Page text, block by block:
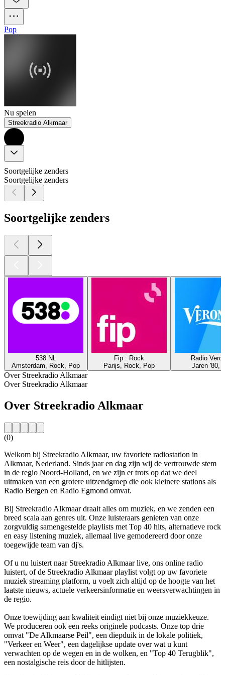
Pop
Nu spelen
Streekradio Alkmaar
Soortgelijke zenders
Soortgelijke zenders
Soortgelijke zenders
538 NL
Amsterdam, Rock, Pop
Fip : Rock
Parijs, Rock, Pop
Radio
Jaren '80,
Over Streekradio Alkmaar
Over Streekradio Alkmaar
Over Streekradio Alkmaar
(0)
Welkom bij Streekradio Alkmaar, uw favoriete radiostation in
Alkmaar, Nederland. Sinds jaar en dag zijn wij de vertrouwde stem
in de regio Noord-Holland, en we zijn er trots op dat we deel
uitmaken van een grotere uitzendgroep die ook kleinere stations als
Radio Bergen en Radio Egmond omvat.
Bij Streekradio Alkmaar draait alles om muziek, en we zenden een
breed scala aan genres uit. Onze luisteraars genieten van onze
zorgvuldig samengestelde playlists met Top 40 hits, alternatieve rock
en easy listening muziek, allemaal live gemodereerd door onze
toegewijde team van dj's.
Of u nu luistert naar Streekradio Alkmaar live, ons online radio
luistert, of de Streekradio Alkmaar playlist volgt op uw favoriete
muziek streaming platform, u voelt zich altijd op de hoogte van het
laatste nieuws, actuele verkeersinformatie en weersverwachtingen in
de regio.
Onze toewijding aan kwaliteit eindigt niet bij onze muziekkeuze.
We produceren ook een reeks originele podcasts. Onze top drie
omvat "De Alkmaarse Peil", een diepduik in de lokale politiek,
"Verkeer en Weer", een dagelijkse update over wat u kunt
verwachten op de wegen en in de wolken, en "Top 40 Terugblik",
een nostalgische reis door de hitlijsten.